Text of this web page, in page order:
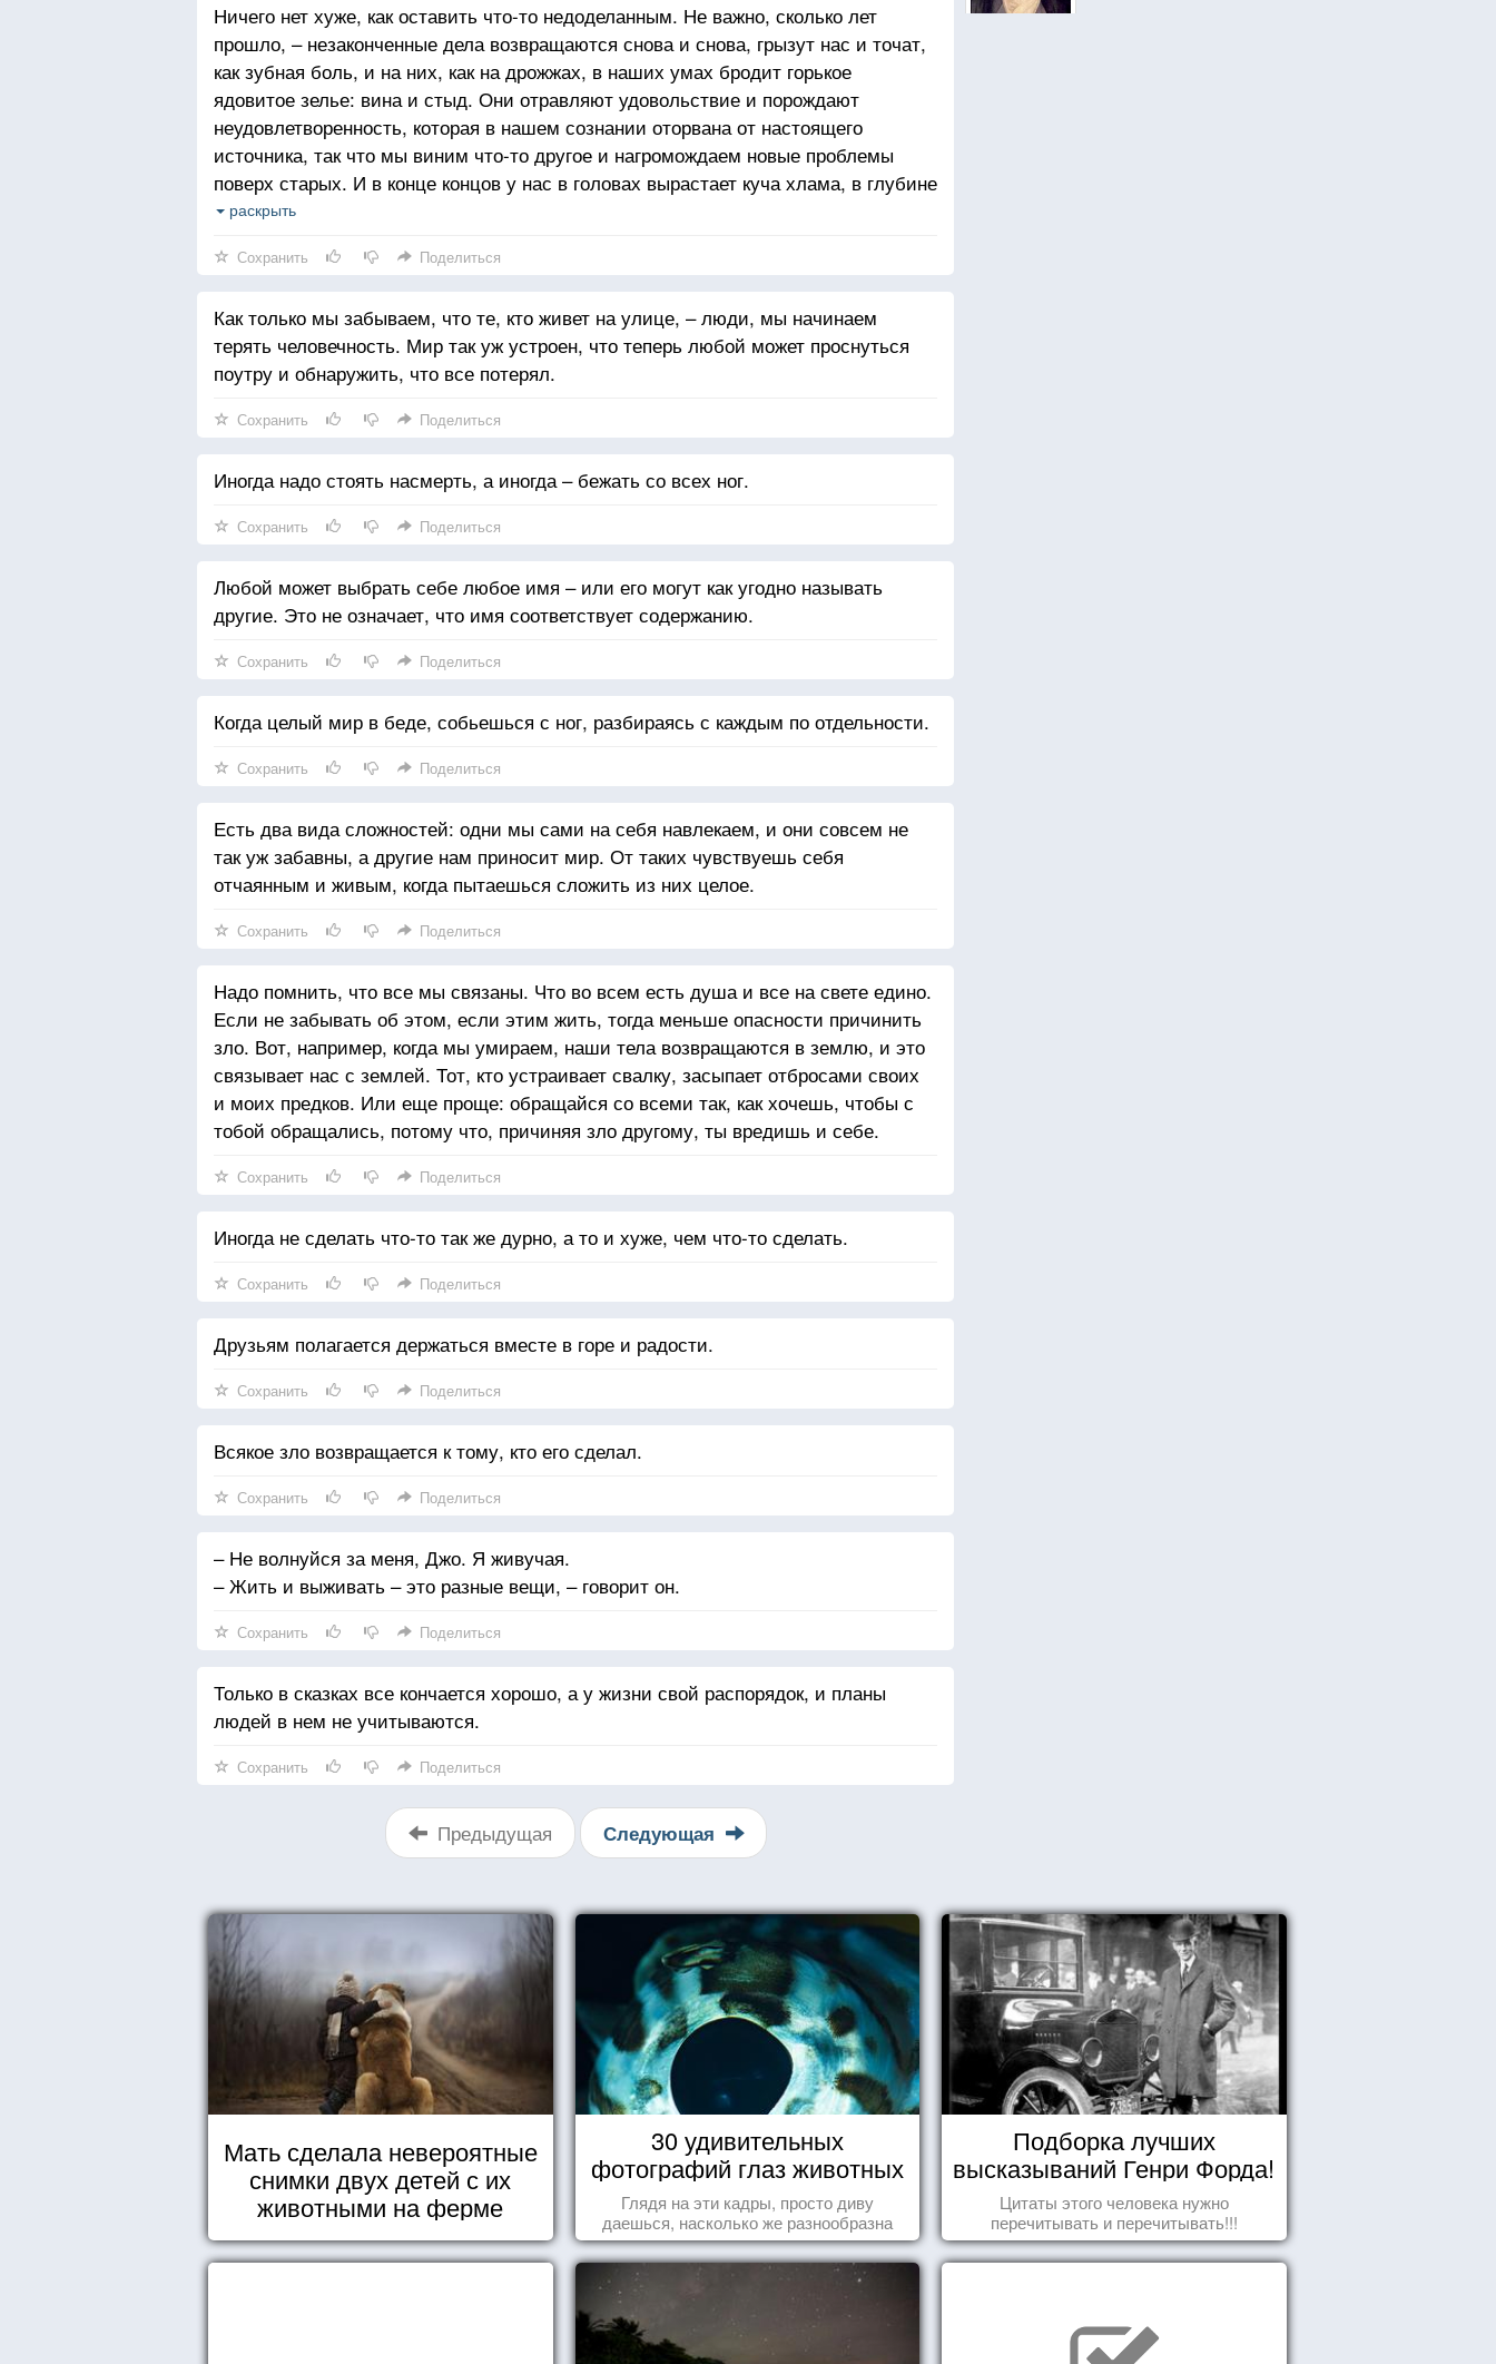
Ничего нет хуже, как оставить что-то недоделанным. Не важно, сколько лет
прошло, – незаконченные дела возвращаются снова и снова, грызут нас и точат,
как зубная боль, и на них, как на дрожжах, в наших умах бродит горькое
ядовитое зелье: вина и стыд. Они отравляют удовольствие и порождают
неудовлетворенность, которая в нашем сознании оторвана от настоящего
источника, так что мы виним что-то другое и нагромождаем новые проблемы
поверх старых. И в конце концов у нас в головах вырастает куча хлама, в глубине
которой – тлеющий уголь, невидимый, но оттого не менее опасный. В любую
мирок, в котором мы пытались жить все это время.
И все хорошее в нас останется благими намерениями
раскрыть
Сохранить Поделиться
Как только мы забываем, что те, кто живет на улице, – люди, мы начинаем
терять человечность. Мир так уж устроен, что теперь любой может проснуться
поутру и обнаружить, что все потерял.
Сохранить Поделиться
Иногда надо стоять насмерть, а иногда – бежать со всех ног.
Сохранить Поделиться
Любой может выбрать себе любое имя – или его могут как угодно называть
другие. Это не означает, что имя соответствует содержанию.
Сохранить Поделиться
Когда целый мир в беде, собьешься с ног, разбираясь с каждым по отдельности.
Сохранить Поделиться
Есть два вида сложностей: одни мы сами на себя навлекаем, и они совсем не
так уж забавны, а другие нам приносит мир. От таких чувствуешь себя
отчаянным и живым, когда пытаешься сложить из них целое.
Сохранить Поделиться
Надо помнить, что все мы связаны. Что во всем есть душа и все на свете едино.
Если не забывать об этом, если этим жить, тогда меньше опасности причинить
зло. Вот, например, когда мы умираем, наши тела возвращаются в землю, и это
связывает нас с землей. Тот, кто устраивает свалку, засыпает отбросами своих
и моих предков. Или еще проще: обращайся со всеми так, как хочешь, чтобы с
тобой обращались, потому что, причиняя зло другому, ты вредишь и себе.
Сохранить Поделиться
Иногда не сделать что-то так же дурно, а то и хуже, чем что-то сделать.
Сохранить Поделиться
Друзьям полагается держаться вместе в горе и радости.
Сохранить Поделиться
Всякое зло возвращается к тому, кто его сделал.
Сохранить Поделиться
– Не волнуйся за меня, Джо. Я живучая.
– Жить и выживать – это разные вещи, – говорит он.
Сохранить Поделиться
Только в сказках все кончается хорошо, а у жизни свой распорядок, и планы
людей в нем не учитываются.
Сохранить Поделиться
Предыдущая Следующая
Мать сделала невероятные
снимки двух детей с их
животными на ферме
30 удивительных
фотографий глаз животных
Глядя на эти кадры, просто диву
даешься, насколько же разнообразна
природа нашего мира!
Подборка лучших
высказываний Генри Форда!
Цитаты этого человека нужно
перечитывать и перечитывать!!!